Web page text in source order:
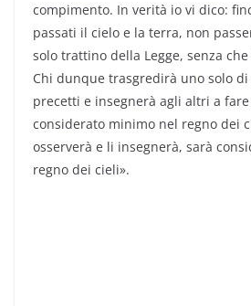
compimento. In verità io vi dico:
passati il cielo e la terra, non
solo trattino della Legge, senza
Chi dunque trasgredirà uno solo
precetti e insegnerà agli altri a
considerato minimo nel regno dei
osserverà e li insegnerà, sarà
regno dei cieli».